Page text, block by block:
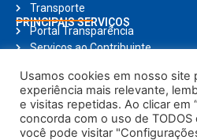
Transporte
PRINCIPAIS SERVIÇOS
Portal Transparência
Serviços ao Contribuinte
Ouvidoria
Holerite Online
Compras Online
Notícias
Usamos cookies em nosso site
experiência mais relevante,
e visitas repetidas. Ao clicar em
concorda com o uso de
você pode visitar